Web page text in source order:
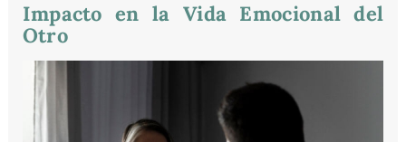
Impacto en la Vida Emocional del
Otro